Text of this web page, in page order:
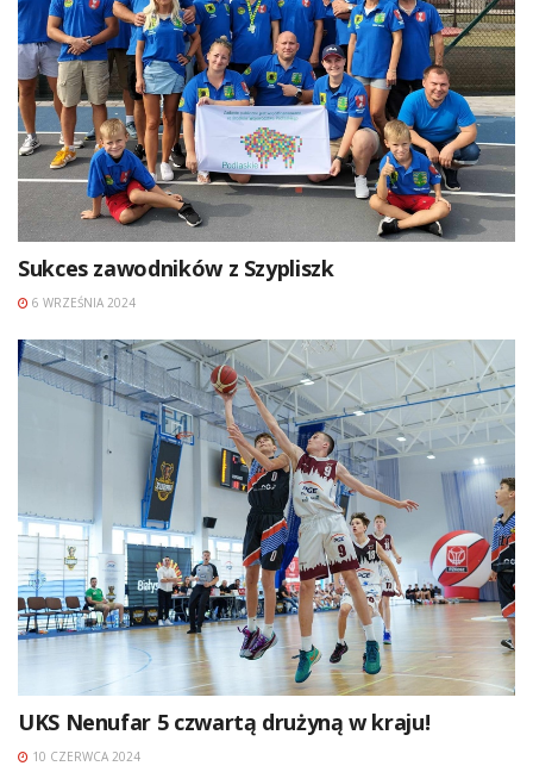
Sukces zawodników z Szypliszk
6 WRZEŚNIA 2024
UKS Nenufar 5 czwartą drużyną w kraju!
10 CZERWCA 2024